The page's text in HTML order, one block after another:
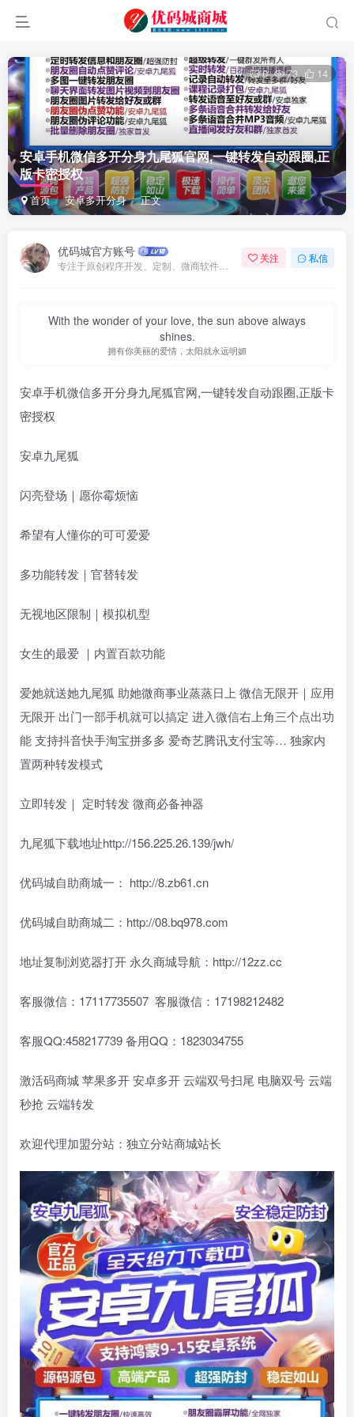
安卓手机微信多开分身九尾狐官网,一键转发自动跟圈,正
版卡密授权
首页 安卓多开分身 正文
0 73 14
优码城官方账号 关注 私信
With the wonder of your love, the sun above always
shines.
拥有你美丽的爱情，太阳就永远明媚
安卓手机微信多开分身九尾狐官网,一键转发自动跟圈,正版卡
密授权
安卓九尾狐
闪亮登场｜愿你霉烦恼
希望有人懂你的可可爱爱
多功能转发｜官替转发
无视地区限制｜模拟机型
女生的最爱 ｜内置百款功能
爱她就送她九尾狐 助她微商事业蒸蒸日上 微信无限开｜应用
无限开 出门一部手机就可以搞定 进入微信右上角三个点出功
能 支持抖音快手淘宝拼多多 爱奇艺腾讯支付宝等… 独家内
置两种转发模式
立即转发｜ 定时转发 微商必备神器
九尾狐下载地址http://156.225.26.139/jwh/
优码城自助商城一： http://8.zb61.cn
优码城自助商城二：http://08.bq978.com
地址复制浏览器打开 永久商城导航：http://12zz.cc
客服微信：17117735507 客服微信：17198212482
客服QQ:458217739 备用QQ：1823034755
激活码商城 苹果多开 安卓多开 云端双号扫尾 电脑双号 云端
秒抢 云端转发
欢迎代理加盟分站：独立分站商城站长